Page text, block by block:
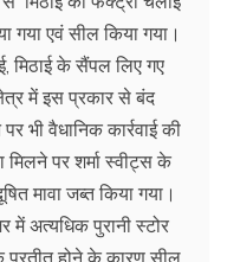
गया एवं सील किया गया।
मिठाई के सैंपल लिए गए
में इस प्रकार से बंद
भी वैधानिक कार्रवाई की
मिलने पर शर्मा स्वीट्स के
मावा जब्त किया गया।
में अत्यधिक पुरानी स्टोर
प्रतीत होने के कारण सील